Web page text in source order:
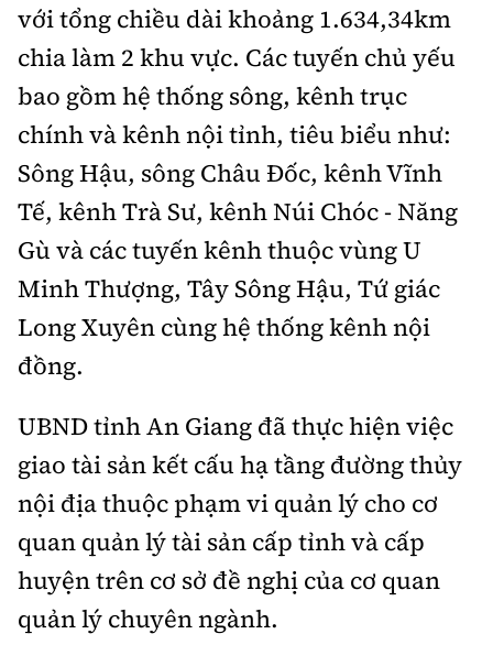
Tổng biên tập: Nguyễn Thị Hồng Nga
Phó Tổng biên tập:Nguyễn Sơn Tùng,
Nguyễn Đức Thắng, La Đức Hùng
Hotline:
0901 514 799
Quảng cáo và Phát hành:
0915 057 282
Email: bandoc@baoxaydung.vn
Cấm sao chép dưới mọi hình thức nếu không có sự
chấp thuận bằng văn bản.
soạn
với tổng chiều dài khoảng 1.634,34km
chia làm 2 khu vực. Các tuyến chủ yếu
bao gồm hệ thống sông, kênh trục
chính và kênh nội tỉnh, tiêu biểu như:
Sông Hậu, sông Châu Đốc, kênh Vĩnh
Tế, kênh Trà Sư, kênh Núi Chóc - Năng
Gù và các tuyến kênh thuộc vùng U
Minh Thượng, Tây Sông Hậu, Tứ giác
Long Xuyên cùng hệ thống kênh nội
đồng.
UBND tỉnh An Giang đã thực hiện việc
giao tài sản kết cấu hạ tầng đường thủy
nội địa thuộc phạm vi quản lý cho cơ
quan quản lý tài sản cấp tỉnh và cấp
huyện trên cơ sở đề nghị của cơ quan
quản lý chuyên ngành.